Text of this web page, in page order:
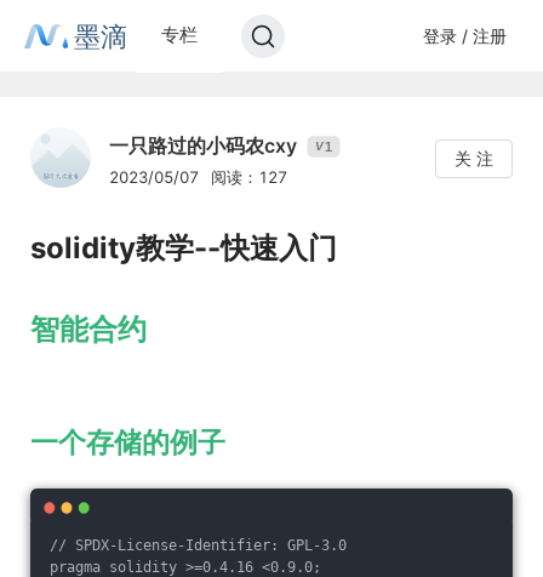
墨滴 专栏 登录 / 注册
一只路过的小码农cxy V1
2023/05/07 阅读：127
关 注
solidity教学--快速入门
智能合约
一个存储的例子
// SPDX-License-Identifier: GPL-3.0
pragma solidity >=0.4.16 <0.9.0;